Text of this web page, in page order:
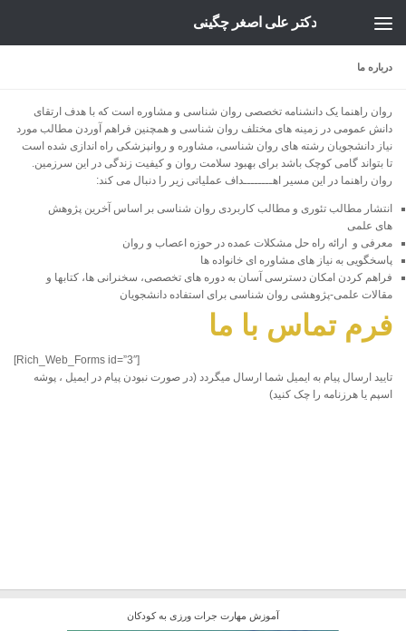
دکتر علی اصغر چگینی
درباره ما
روان راهنما یک دانشنامه تخصصی روان شناسی و مشاوره است که با هدف ارتقای
دانش عمومی در زمینه های مختلف روان شناسی و همچنین فراهم آوردن مطالب مورد
نیاز دانشجویان رشته های روان شناسی، مشاوره و روانپزشکی راه اندازی شده است
تا بتواند گامی کوچک باشد برای بهبود سلامت روان و کیفیت زندگی در این سرزمین.
روان راهنما در این مسیر اهــــــــداف عملیاتی زیر را دنبال می کند:
انتشار مطالب تئوری و مطالب کاربردی روان شناسی بر اساس آخرین پژوهش
های علمی
معرفی و ارائه راه حل مشکلات عمده در حوزه اعصاب و روان
پاسخگویی به نیاز های مشاوره ای خانواده ها
فراهم کردن امکان دسترسی آسان به دوره های تخصصی، سخنرانی ها، کتابها و
مقالات علمی-پژوهشی روان شناسی برای استفاده دانشجویان
فرم تماس با ما
[Rich_Web_Forms id=”3″]
تایید ارسال پیام به ایمیل شما ارسال میگردد (در صورت نبودن پیام در ایمیل ، پوشه
اسپم یا هرزنامه را چک کنید)
آموزش مهارت جرات ورزی به کودکان